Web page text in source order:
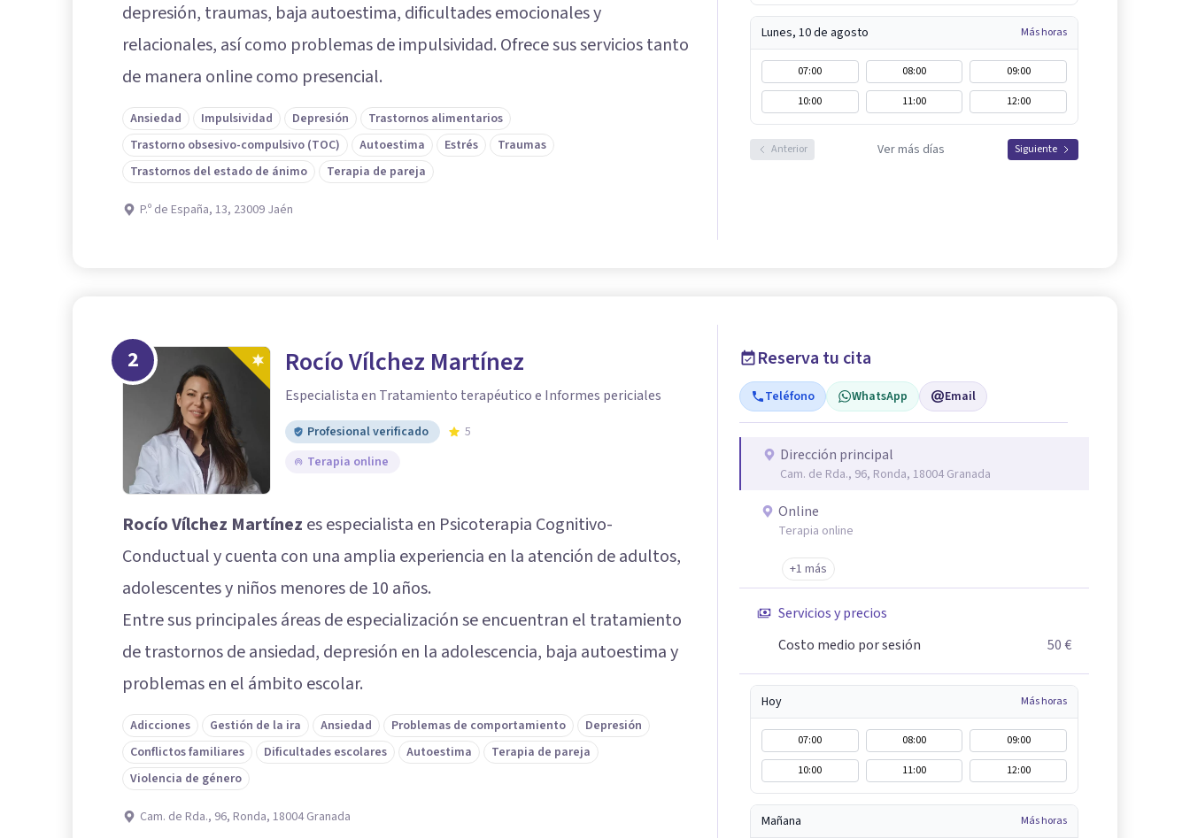
depresión, traumas, baja autoestima, dificultades emocionales y
relacionales, así como problemas de impulsividad. Ofrece sus servicios tanto
de manera online como presencial.
Ansiedad Impulsividad Depresión
Trastornos alimentarios
Trastorno obsesivo-compulsivo (TOC)
Autoestima Estrés
Traumas
Trastornos del estado de ánimo
Terapia de pareja
P.º de España, 13, 23009 Jaén
Lunes, 10 de agosto Más horas
07:00 08:00
09:00
10:00
11:00 12:00
Anterior Ver más días Siguiente
2 Rocío Vílchez Martínez
Especialista en Tratamiento terapéutico e Informes periciales
Profesional verificado
5
Terapia online
Rocío Vílchez Martínez es especialista en Psicoterapia Cognitivo-
Conductual y cuenta con una amplia experiencia en la atención de adultos,
adolescentes y niños menores de 10 años.
Entre sus principales áreas de especialización se encuentran el tratamiento
de trastornos de ansiedad, depresión en la adolescencia, baja autoestima y
problemas en el ámbito escolar.
Adicciones Gestión de la ira Ansiedad Problemas de comportamiento
Depresión
Conflictos familiares
Dificultades escolares Autoestima
Terapia de pareja
Violencia de género
Cam. de Rda., 96, Ronda, 18004 Granada
Reserva tu cita
Teléfono WhatsApp Email
Dirección principal
Cam. de Rda., 96, Ronda, 18004 Granada
Online
Terapia online
+1 más
Servicios y precios
Costo medio por sesión
50 €
Hoy Más horas
07:00 08:00
09:00
10:00
11:00 12:00
Mañana Más horas